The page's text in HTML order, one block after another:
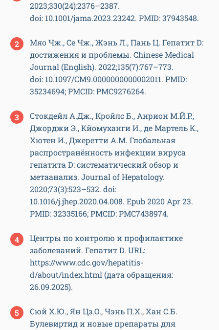
2023;330(24):2376–2387.
doi: 10.1001/jama.2023.23242. PMID: 37943548.
Мяо Чж., Се Чж., Жэнь Л., Пань Ц. Гепатит D:
достижения и проблемы. Chinese Medical
Journal (English). 2022;135(7):767–773.
doi: 10.1097/CM9.0000000000002011. PMID:
35234694; PMCID: PMC9276264.
Стокдейл А.Дж., Кройлс Б., Анрион М.Й.Р.,
Джорджи Э., Кйомуханги И., де Мартель К.,
Хютен И., Джеретти А.М. Глобальная
распространённость инфекции вируса
гепатита D: систематический обзор и
метаанализ. Journal of Hepatology.
2020;73(3):523–532. doi:
10.1016/j.jhep.2020.04.008. Epub 2020 Apr 23.
PMID: 32335166; PMCID: PMC7438974.
Центры по контролю и профилактике
заболеваний. Гепатит D. URL:
https://www.cdc.gov/hepatitis-
d/about/index.html (дата обращения:
26.09.2025).
Сюй Х.Ю., Ян Цз.О., Чэнь П.Х., Хан С.Б.
Булевиртид и новые препараты для